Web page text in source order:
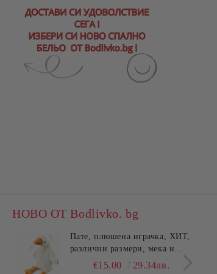
НОВО ОТ Bodlivko. bg
Пате, плюшена играчка, ХИТ,
различни размери, мека и
гушлива€15.00 29.34лв.